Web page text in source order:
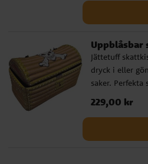
Jättetuff
dryck i eller
saker.
Skattkistan
locket. Kistan
Pris :229,00 kr
229,00 kr